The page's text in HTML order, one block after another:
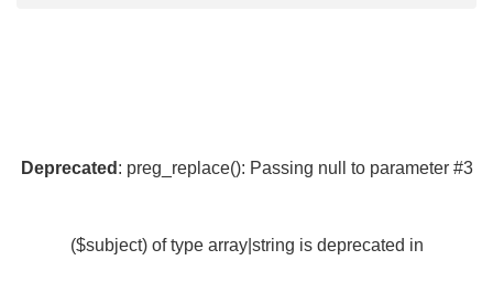
Deprecated : preg_replace(): Passing null to parameter #3
($subject) of type array|string is deprecated in